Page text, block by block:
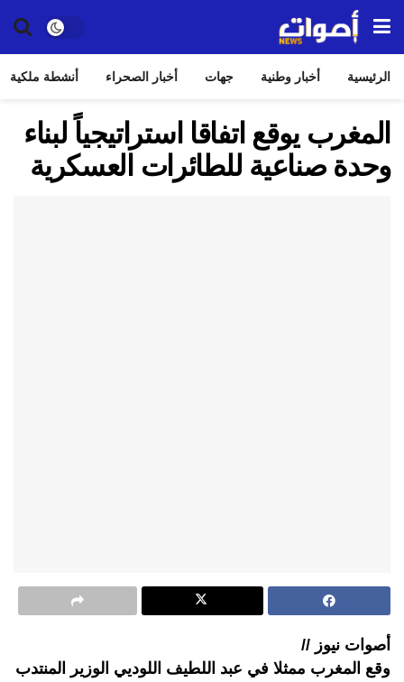
الرئيسية أخبار وطنية جهات أخبار الصحراء أنشطة ملكية
المغرب يوقع اتفاقا استراتيجياً لبناء
وحدة صناعية للطائرات العسكرية
أصوات نيوز //
وقع المغرب ممثلا في عبد اللطيف اللوديي الوزير المنتدب